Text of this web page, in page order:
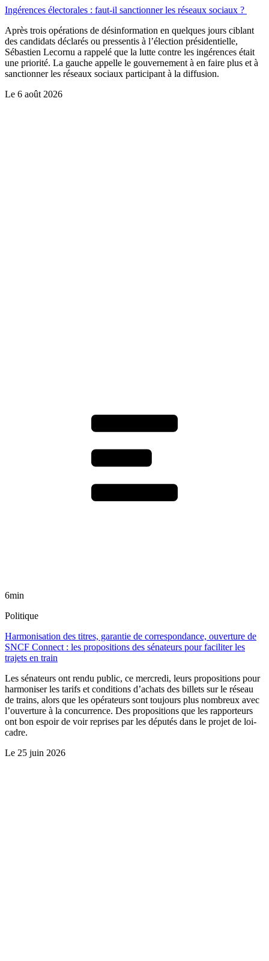
Ingérences électorales : faut-il sanctionner les réseaux sociaux ?
Après trois opérations de désinformation en quelques jours ciblant
des candidats déclarés ou pressentis à l’élection présidentielle,
Sébastien Lecornu a rappelé que la lutte contre les ingérences était
une priorité. La gauche appelle le gouvernement à en faire plus et à
sanctionner les réseaux sociaux participant à la diffusion.
Le 6 août 2026
6min
Politique
Harmonisation des titres, garantie de correspondance, ouverture de
SNCF Connect : les propositions des sénateurs pour faciliter les
trajets en train
Les sénateurs ont rendu public, ce mercredi, leurs propositions pour
harmoniser les tarifs et conditions d’achats des billets sur le réseau
de trains, alors que les opérateurs sont toujours plus nombreux avec
l’ouverture à la concurrence. Des propositions que les rapporteurs
ont bon espoir de voir reprises par les députés dans le projet de loi-
cadre.
Le 25 juin 2026